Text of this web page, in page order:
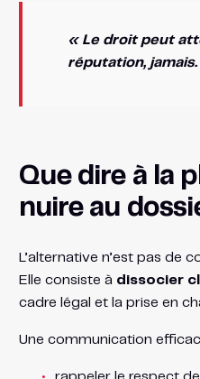
« Le droit peut
réputation,
Que dire à la
nuire au
L’alternative n’est pas de
Elle consiste à dissocier
cadre légal et la prise en
Une communication